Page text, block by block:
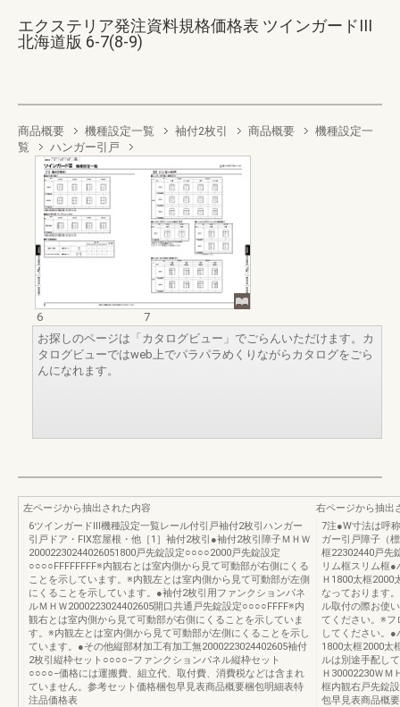
エクステリア発注資料規格価格表 ツインガードIII
北海道版 6-7(8-9)
商品概要 機種設定一覧 袖付2枚引 商品概要
機種設定一
覧
ハンガー引戸
6
7
お探しのページは「カタログビュー」でごらんいただけます。カ
タログビューではweb上でパラパラめくりながらカタログをごら
んになれます。
左ページから抽出された内容
6ツインガードⅢ機種設定一覧レール付引戸袖付2枚引ハンガー
引戸ドア・FIX窓屋根・他［1］袖付2枚引●袖付2枚引障子ＭＨＷ
20002230244026051800戸先錠設定○○○○2000戸先錠設定
○○○○FFFFFFFF※内観右とは室内側から見て可動部が右側にくる
ことを示しています。※内観左とは室内側から見て可動部が左側
にくることを示しています。●袖付2枚引用ファンクションパネ
ルＭＨＷ2000223024402605開口共通戸先錠設定○○○○FFFF※内
観右とは室内側から見て可動部が右側にくることを示していま
す。※内観左とは室内側から見て可動部が左側にくることを示し
ています。●その他縦部材加工有加工無2000223024402605袖付
2枚引縦枠セット○○○○−ファンクションパネル縦枠セット
○○○○−価格には運搬費、組立代、取付費、消費税などは含まれ
ていません。参考セット価格梱包早見表商品概要梱包明細表特
注品価格表
右ページから抽出
7注●W寸法は呼
ガー引戸障子（
框22302440戸先
リム框スリム框
Ｈ1800太框2000
なっております
ル取付の際お使
てください。※フ
してください。
1800太框2000太
ルは別途手配し
Ｈ30002230ＷＭ
框内観右戸先錠
包早見表商品概